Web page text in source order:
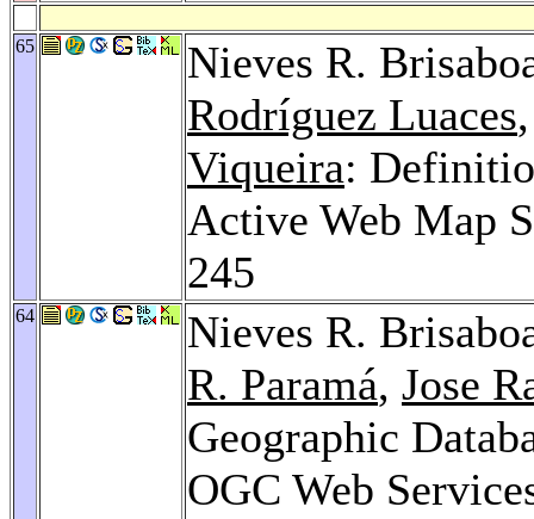
65
Nieves R.
Rodríguez Luaces
Viqueira:
Active Web Map
245
64
Nieves R.
R. Paramá, Jose
Geographic
OGC Web